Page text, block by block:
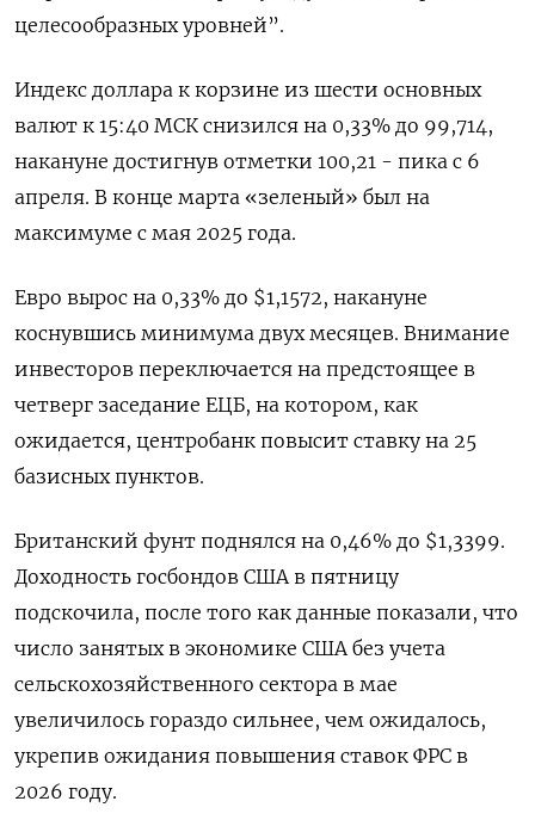
целесообразных уровней”.
Индекс доллара к ‌корзине из шести основных
валют к 15:40 МСК снизился на 0,33% ​до 99,714,
накануне достигнув отметки 100,21 - пика с 6
апреля. В ‌конце марта «зеленый» был на
максимуме с мая 2025 года.
Евро вырос на 0,33% до $1,1572, накануне
коснувшись минимума двух месяцев. Внимание
инвесторов переключается ​на предстоящее в
четверг ​заседание ЕЦБ, на ‌котором, как
ожидается, центробанк повысит ставку на 25
базисных пунктов.
Британский фунт поднялся ​на 0,46% до $1,3399.
Доходность госбондов США в пятницу
подскочила, после того как данные показали, что
число занятых в экономике США без учета
сельскохозяйственного сектора в мае
увеличилось гораздо сильнее, чем ожидалось,
укрепив ожидания повышения ставок ФРС в
2026 году.